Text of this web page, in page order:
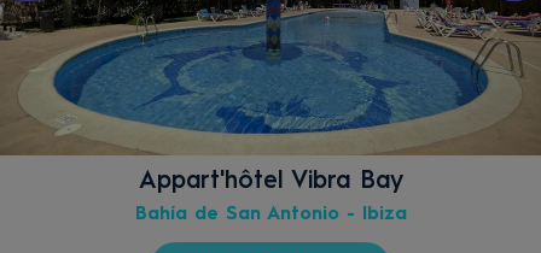
Appart'hôtel Vibra Bay
Bahía de San Antonio - Ibiza